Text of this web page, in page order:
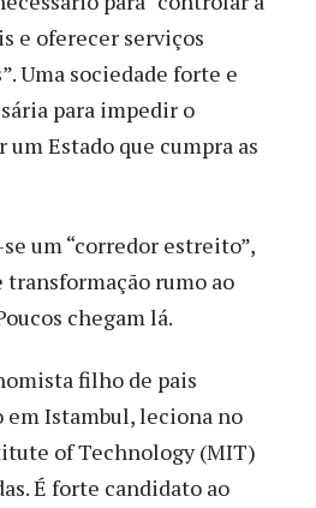
e oferecer serviços
Uma sociedade forte e
para impedir o
Estado que cumpra as
um “corredor estreito”,
transformação rumo ao
chegam lá.
filho de pais
em Istambul, leciona no
of Technology (MIT)
É forte candidato ao